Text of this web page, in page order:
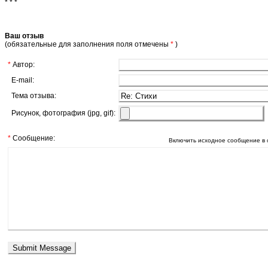
* * *
Ваш отзыв
(обязательные для заполнения поля отмечены * )
* Автор:
E-mail:
Тема отзыва:
Рисунок, фотография (jpg, gif):
* Сообщение: Включить исходное сообщение в